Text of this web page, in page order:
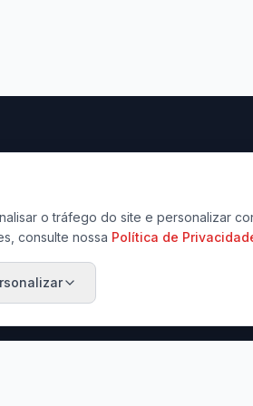
Rua Tenente Lopes, 801
Centro, Jaú - SP
(14) 3601-3456 / (14) 99794-
o tráfego do site e personalizar
consulte nossa Política de